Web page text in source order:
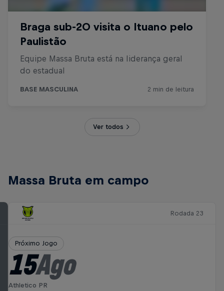
Ver todos
Massa Bruta em campo
Rodada 23
Próximo Jogo
15Ago
Athletico PR